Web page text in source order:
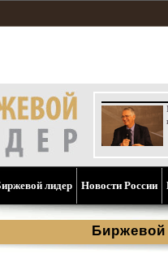
лидер Новости России